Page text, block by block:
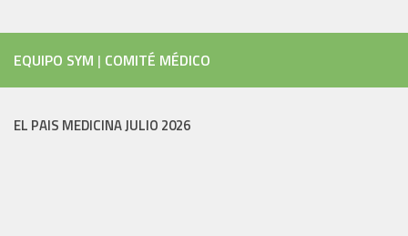
EQUIPO SYM | COMITÉ MÉDICO
EL PAIS MEDICINA JULIO 2026